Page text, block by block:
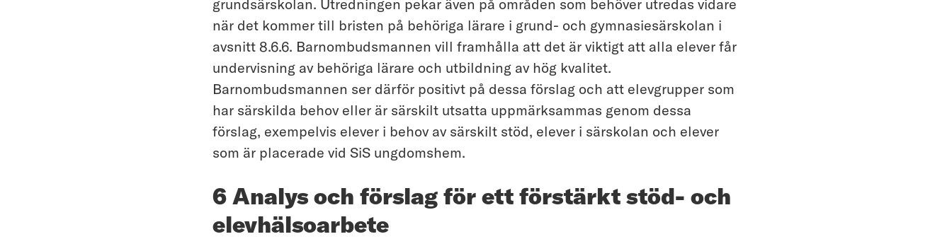
grundsärskolan. Utredningen pekar även på områden som behöver utredas vidare
när det kommer till bristen på behöriga lärare i grund- och gymnasiesärskolan i
avsnitt 8.6.6. Barnombudsmannen vill framhålla att det är viktigt att alla elever får
undervisning av behöriga lärare och utbildning av hög kvalitet.
Barnombudsmannen ser därför positivt på dessa förslag och att elevgrupper som
har särskilda behov eller är särskilt utsatta uppmärksammas genom dessa
förslag, exempelvis elever i behov av särskilt stöd, elever i särskolan och elever
som är placerade vid SiS ungdomshem.
6 Analys och förslag för ett förstärkt stöd- och
elevhälsoarbete